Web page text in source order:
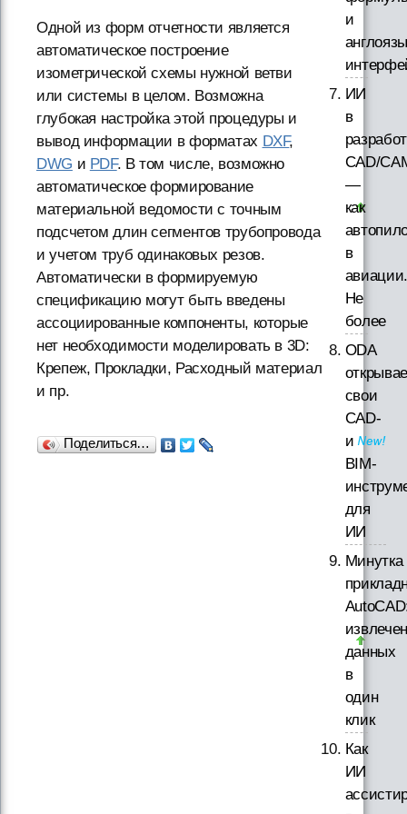
Одной из форм отчетности является
автоматическое построение
изометрической схемы нужной ветви
или системы в целом. Возможна
глубокая настройка этой процедуры и
вывод информации в форматах DXF,
DWG и PDF. В том числе, возможно
автоматическое формирование
материальной ведомости с точным
подсчетом длин сегментов трубопровода
и учетом труб одинаковых резов.
Автоматически в формируемую
спецификацию могут быть введены
ассоциированные компоненты, которые
нет необходимости моделировать в 3D:
Крепеж, Прокладки, Расходный материал
и пр.
Поделиться…
и
ИИ
в
CAD/
—
как
в
авиации.
Не
более
ODA
свои
CAD-
и
BIM-
для
ИИ
Минутка
данных
в
один
клик
Как
ИИ